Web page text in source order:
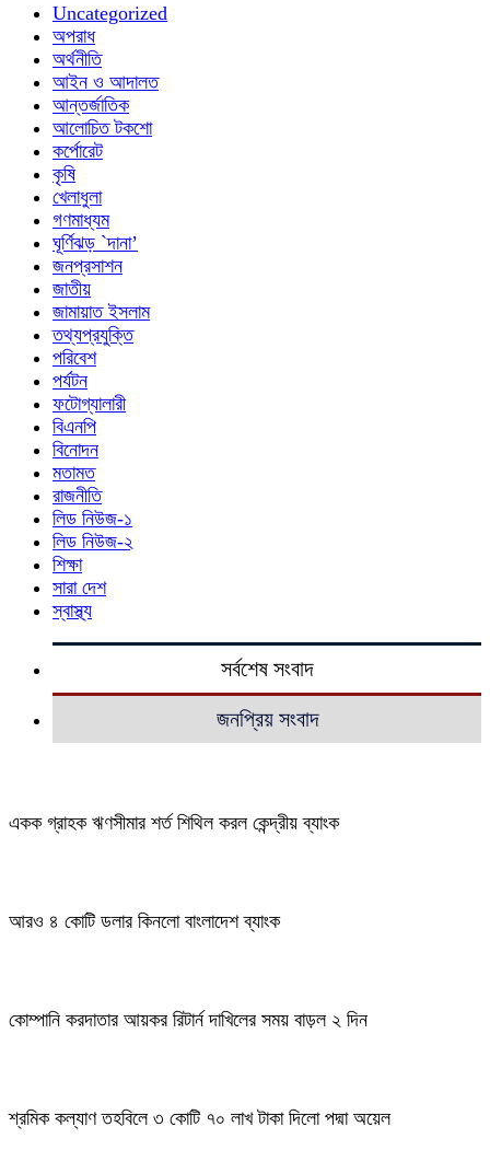
Uncategorized
অপরাধ
অর্থনীতি
আইন ও আদালত
আন্তর্জাতিক
আলোচিত টকশো
কর্পোরেট
কৃষি
খেলাধুলা
গণমাধ্যম
ঘূর্ণিঝড় `দানা’
জনপ্রসাশন
জাতীয়
জামায়াত ইসলাম
তথ্যপ্রযুক্তি
পরিবেশ
পর্যটন
ফটোগ্যালারী
বিএনপি
বিনোদন
মতামত
রাজনীতি
লিড নিউজ-১
লিড নিউজ-২
শিক্ষা
সারা দেশ
স্বাস্থ্য
সর্বশেষ সংবাদ
জনপ্রিয় সংবাদ
একক গ্রাহক ঋণসীমার শর্ত শিথিল করল কেন্দ্রীয় ব্যাংক
আরও ৪ কোটি ডলার কিনলো বাংলাদেশ ব্যাংক
কোম্পানি করদাতার আয়কর রিটার্ন দাখিলের সময় বাড়ল ২ দিন
শ্রমিক কল্যাণ তহবিলে ৩ কোটি ৭০ লাখ টাকা দিলো পদ্মা অয়েল